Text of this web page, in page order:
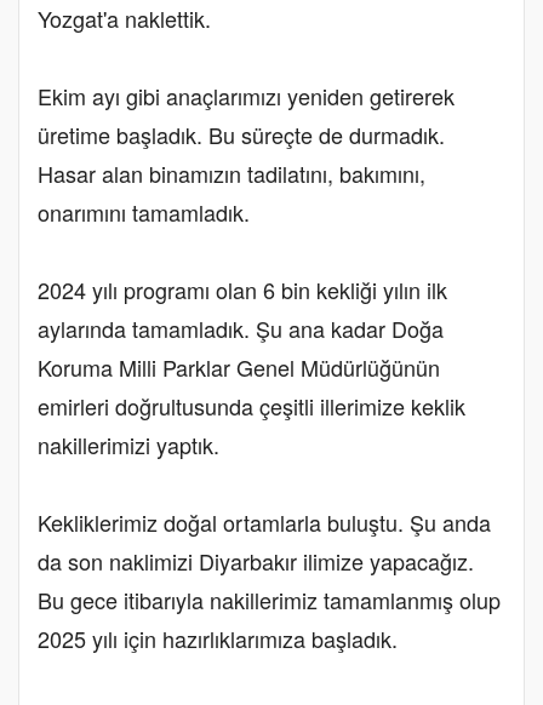
Yozgat'a naklettik.
Ekim ayı gibi anaçlarımızı yeniden getirerek
üretime başladık. Bu süreçte de durmadık.
Hasar alan binamızın tadilatını, bakımını,
onarımını tamamladık.
2024 yılı programı olan 6 bin kekliği yılın ilk
aylarında tamamladık. Şu ana kadar Doğa
Koruma Milli Parklar Genel Müdürlüğünün
emirleri doğrultusunda çeşitli illerimize keklik
nakillerimizi yaptık.
Kekliklerimiz doğal ortamlarla buluştu. Şu anda
da son naklimizi Diyarbakır ilimize yapacağız.
Bu gece itibarıyla nakillerimiz tamamlanmış olup
2025 yılı için hazırlıklarımıza başladık.